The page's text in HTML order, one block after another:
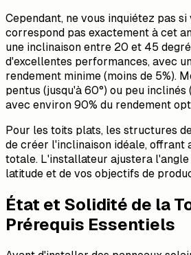
Cependant, ne vous inquiétez pas
correspond pas exactement à cet
une inclinaison entre 20 et 45
d'excellentes performances, avec
rendement minime (moins de 5%).
pentus (jusqu'à 60°) ou peu inclinés
avec environ 90% du rendement
Pour les toits plats, les structures
de créer l'inclinaison idéale, offrant
totale. L'installateur ajustera
latitude et de vos objectifs de
État et Solidité de la
Prérequis Essentiels